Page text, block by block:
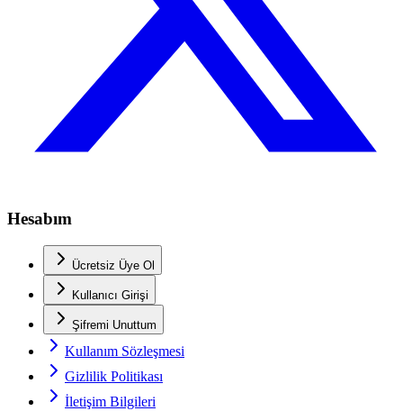
Hesabım
Ücretsiz Üye Ol
Kullanıcı Girişi
Şifremi Unuttum
Kullanım Sözleşmesi
Gizlilik Politikası
İletişim Bilgileri